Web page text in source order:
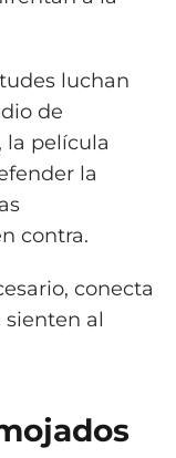
luchan
de
la película
la
contra.
conecta
al